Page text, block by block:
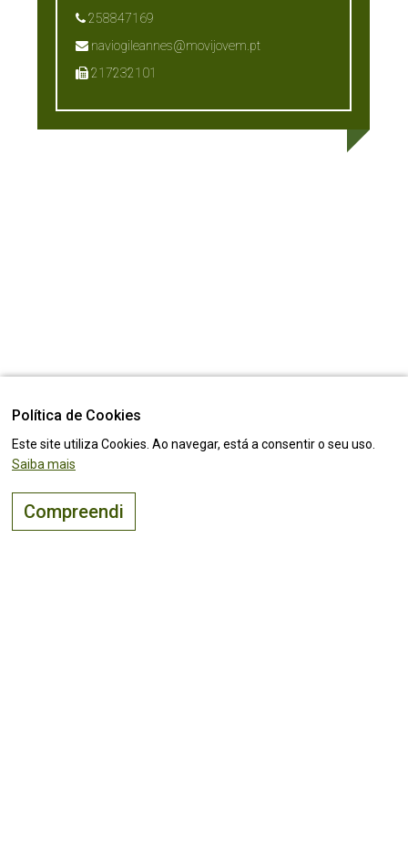
258847169
naviogileannes@movijovem.pt
217232101
Política de Cookies
Este site utiliza Cookies. Ao navegar, está a consentir o seu uso.
Saiba mais
Compreendi